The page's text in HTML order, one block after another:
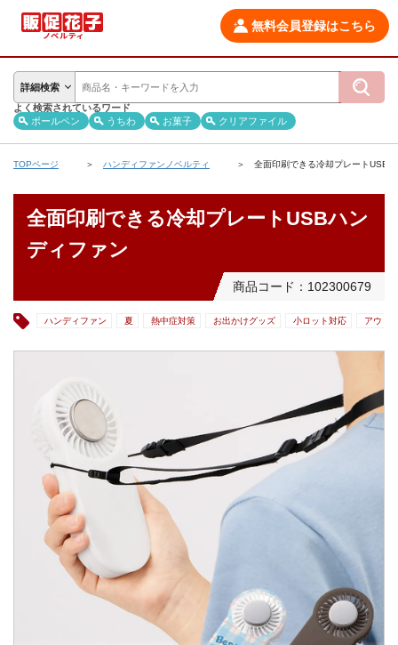
無料会員登録はこちら
詳細検索
よく検索されているワード
ボールペン
うちわ お菓子 クリアファイル
TOPページ ハンディファンノベルティ 全面印刷できる冷却プレートUSB
全面印刷できる冷却プレートUSBハン
ディファン
商品コード：102300679
ハンディファン 夏 熱中症対策 お出かけグッズ 小ロット対応 アウト